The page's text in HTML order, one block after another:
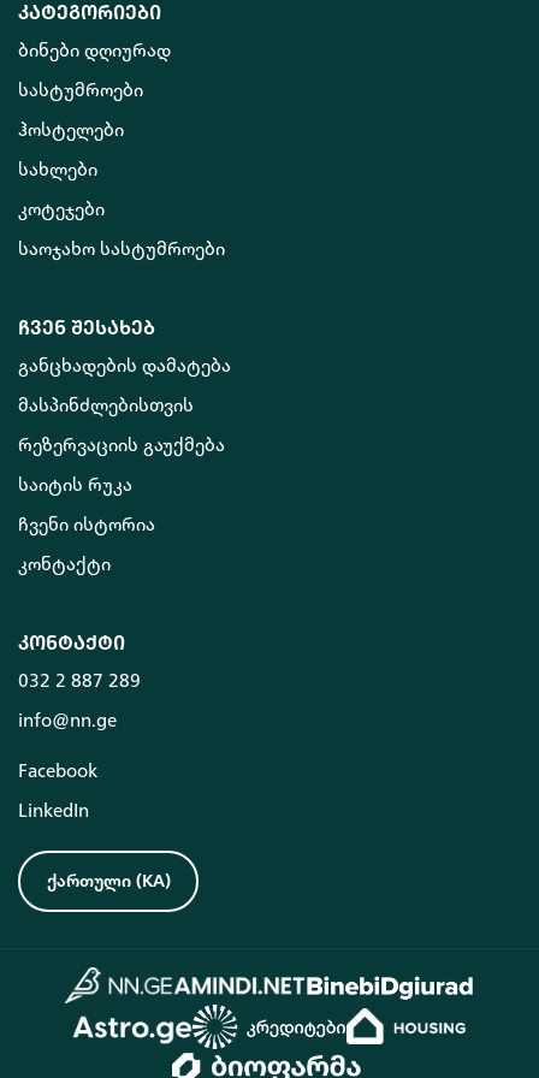
კატეგორიები
ბინები დღიურად
სასტუმროები
ჰოსტელები
სახლები
კოტეჯები
საოჯახო სასტუმროები
ჩვენ შესახებ
განცხადების დამატება
მასპინძლებისთვის
რეზერვაციის გაუქმება
საიტის რუკა
ჩვენი ისტორია
კონტაქტი
კონტაქტი
032 2 887 289
info@nn.ge
Facebook
LinkedIn
ქართული (KA)